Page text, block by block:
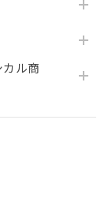
カル商